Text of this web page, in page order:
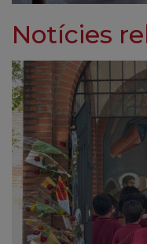
Notícies